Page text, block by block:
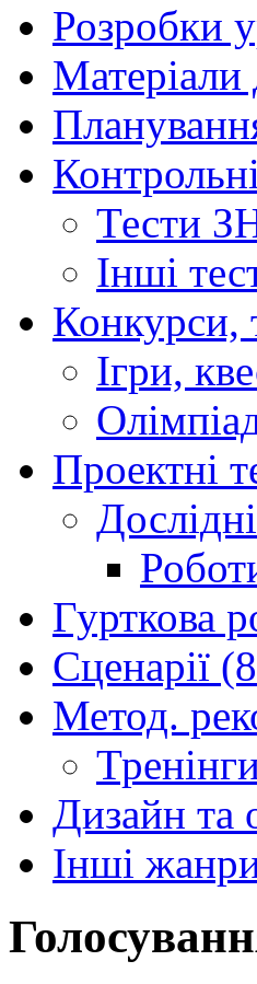
Розробки
Матеріали
Тести
Інші
Конкурси,
Ігри,
Проектні
Гурткова
Сценарії
Метод.
Дизайн та
Інші